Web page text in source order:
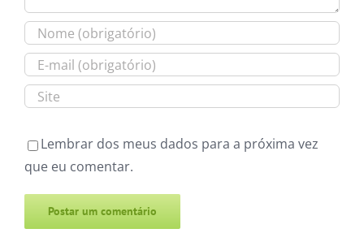
Lembrar dos meus dados para a próxima vez
que eu comentar.